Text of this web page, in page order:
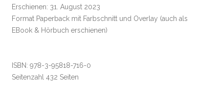
Erschienen: 31. August 2023
Format Paperback mit Farbschnitt und Overlay (auch als
EBook & Hörbuch erschienen)
ISBN: 978-3-95818-716-0
Seitenzahl 432 Seiten